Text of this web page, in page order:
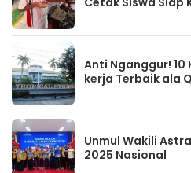
Anti Nganggur!
kerja Terbaik ala
Unmul Wakili
2025 Nasional